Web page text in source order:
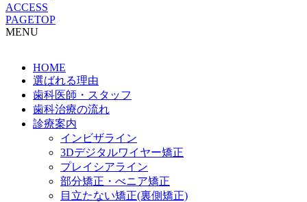
ACCESS
PAGETOP
MENU
HOME
選ばれる理由
歯科医師・スタッフ
歯科治療の流れ
診療案内
インビザライン
3Dデジタルワイヤー矯正
プレイシアライン
部分矯正・べニア矯正
目立たない矯正(裏側矯正)